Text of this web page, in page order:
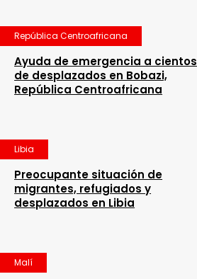
República Centroafricana
Ayuda de emergencia a cientos
de desplazados en Bobazi,
República Centroafricana
Libia
Preocupante situación de
migrantes, refugiados y
desplazados en Libia
Malí